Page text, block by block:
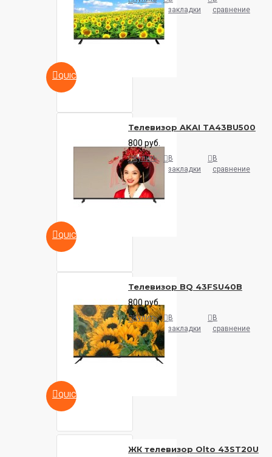
QUICKVIEW
закладки
сравнение
QUICKVIEW
Телевизор AKAI TA43BU500
800 руб.
Купить
В
закладки
В
сравнение
QUICKVIEW
Телевизор BQ 43FSU40B
800 руб.
Купить
В
закладки
В
сравнение
ЖК телевизор Olto 43ST20U